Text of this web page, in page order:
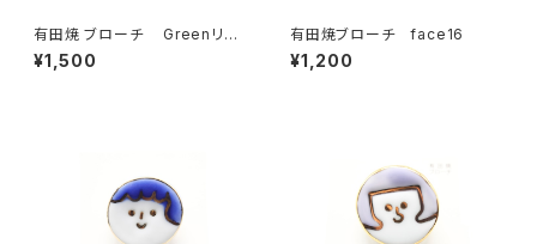
有田焼 ブローチ Greenリー
ス 2
¥1,500
有田焼ブローチ face16
¥1,200